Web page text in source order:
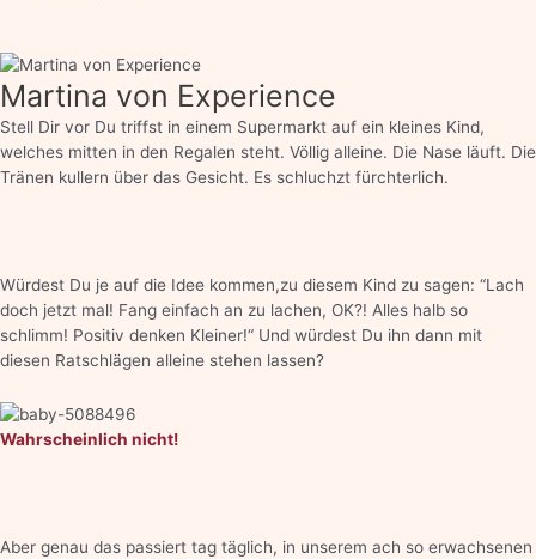
Martina von Experience
Stell Dir vor Du triffst in einem Supermarkt auf ein kleines Kind,
welches mitten in den Regalen steht. Völlig alleine. Die Nase läuft. Die
Tränen kullern über das Gesicht. Es schluchzt fürchterlich.
Würdest Du je auf die Idee kommen,zu diesem Kind zu sagen: “Lach
doch jetzt mal! Fang einfach an zu lachen, OK?! Alles halb so
schlimm! Positiv denken Kleiner!“ Und würdest Du ihn dann mit
diesen Ratschlägen alleine stehen lassen?
Wahrscheinlich nicht!
Aber genau das passiert tag täglich, in unserem ach so erwachsenen